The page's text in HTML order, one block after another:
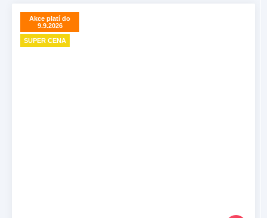
Akce platí do
9.9.2026
SUPER CENA